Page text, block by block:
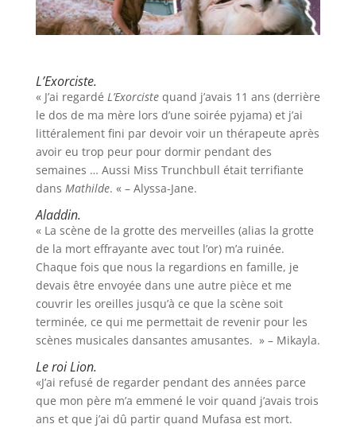
L’Exorciste.
« J’ai regardé L’Exorcistequand j’avais 11 ans (derrière
le dos de ma mère lors d’une soirée pyjama) et j’ai
littéralement fini par devoir voir un thérapeute après
avoir eu trop peur pour dormir pendant des
semaines … Aussi Miss Trunchbull était terrifiante
dans Mathilde. « – Alyssa-Jane.
Aladdin.
« La scène de la grotte des merveilles (alias la grotte
de la mort effrayante avec tout l’or) m’a ruinée.
Chaque fois que nous la regardions en famille, je
devais être envoyée dans une autre pièce et me
couvrir les oreilles jusqu’à ce que la scène soit
terminée, ce qui me permettait de revenir pour les
scènes musicales dansantes amusantes. » – Mikayla.
Le roi Lion.
«J’ai refusé de regarder pendant des années parce
que mon père m’a emmené le voir quand j’avais trois
ans et que j’ai dû partir quand Mufasa est mort.